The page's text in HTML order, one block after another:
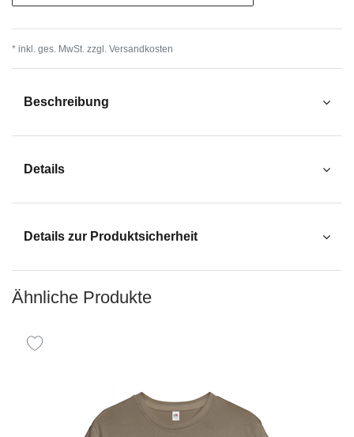
* inkl. ges. MwSt. zzgl. Versandkosten
Beschreibung
Details
Details zur Produktsicherheit
Ähnliche Produkte